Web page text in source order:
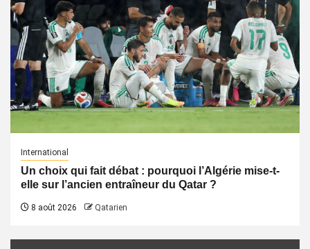
International
Un choix qui fait débat : pourquoi l’Algérie mise-t-
elle sur l’ancien entraîneur du Qatar ?
8 août 2026 Qatarien